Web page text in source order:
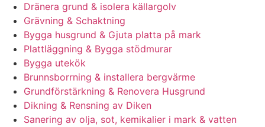
Dränera grund & isolera källargolv
Grävning & Schaktning
Bygga husgrund & Gjuta platta på mark
Plattläggning & Bygga stödmurar
Bygga utekök
Brunnsborrning & installera bergvärme
Grundförstärkning & Renovera Husgrund
Dikning & Rensning av Diken
Sanering av olja, sot, kemikalier i mark & vatten